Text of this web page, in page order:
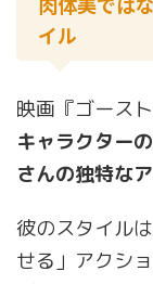
イル
映画『ゴース
キャラクター
さんの独特な
彼のスタイル
せる」アクシ